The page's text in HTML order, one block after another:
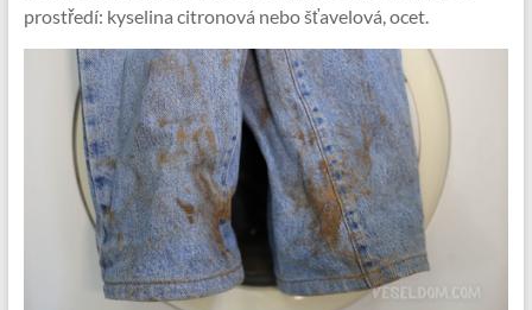
prostředí: kyselina citronová nebo šťavelová, ocet.